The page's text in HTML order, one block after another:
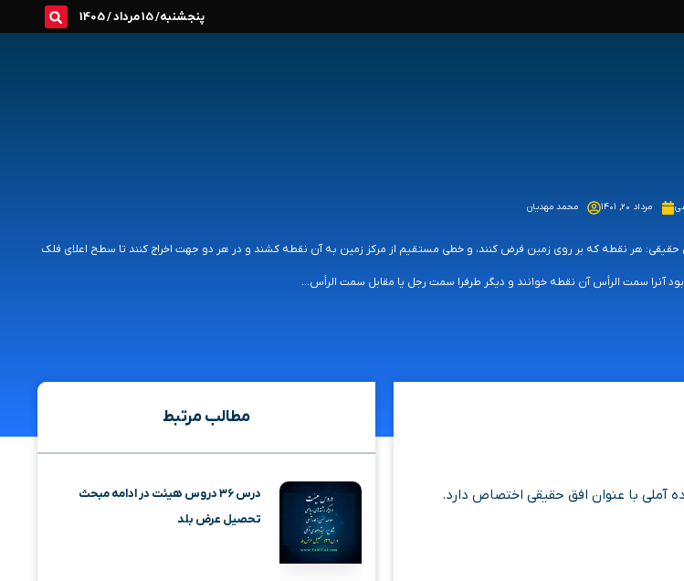
پنجشنبه/ 15 مرداد / 1405
مرداد ۲۰, ۱۴۰۱ محمد مهدیان
هر نقطه که بر روی زمین فرض کنند، و خطی مستقیم از مرکز زمین به آن نقطه کشند و در هر دو جهت اخراج کنند تا سطح اعلای فلک
بود آنرا سمت الرأس آن نقطه خوانند و دیگر طرفرا سمت رجل یا مقابل سمت الرأس...
با عنوان افق حقیقی اختصاص دارد.
مطالب مرتبط
درس ۳۶ دروس هیئت در ادامه مبحث
تحصیل عرض بلد